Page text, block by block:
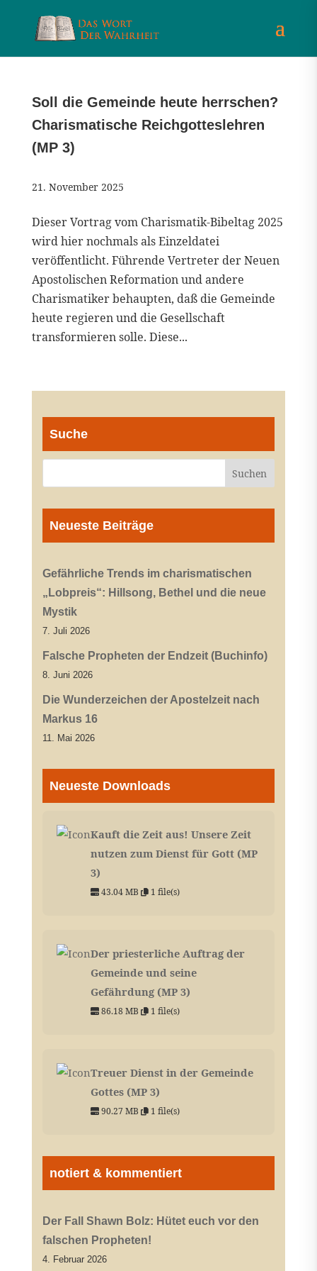
Soll die Gemeinde heute herrschen?
Charismatische Reichgotteslehren
(MP 3)
21. November 2025
Dieser Vortrag vom Charismatik-Bibeltag 2025
wird hier nochmals als Einzeldatei
veröffentlicht. Führende Vertreter der Neuen
Apostolischen Reformation und andere
Charismatiker behaupten, daß die Gemeinde
heute regieren und die Gesellschaft
transformieren solle. Diese...
Suche
Neueste Beiträge
Gefährliche Trends im charismatischen
„Lobpreis“: Hillsong, Bethel und die neue
Mystik
7. Juli 2026
Falsche Propheten der Endzeit (Buchinfo)
8. Juni 2026
Die Wunderzeichen der Apostelzeit nach
Markus 16
11. Mai 2026
Neueste Downloads
Kauft die Zeit aus! Unsere Zeit
nutzen zum Dienst für Gott (MP
3)
43.04 MB 1 file(s)
Der priesterliche Auftrag der
Gemeinde und seine
Gefährdung (MP 3)
86.18 MB 1 file(s)
Treuer Dienst in der Gemeinde
Gottes (MP 3)
90.27 MB 1 file(s)
notiert & kommentiert
Der Fall Shawn Bolz: Hütet euch vor den
falschen Propheten!
4. Februar 2026